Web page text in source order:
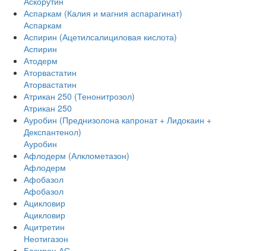
Аспаркам (Калия и магния аспарагинат)
Аспаркам
Аспирин (Ацетилсалициловая кислота)
Аспирин
Атодерм
Аторвастатин
Аторвастатин
Атрикан 250 (Тенонитрозол)
Атрикан 250
Ауробин (Преднизолона капронат + Лидокаин +
Декспантенол)
Ауробин
Афлодерм (Алклометазон)
Афлодерм
Афобазол
Афобазол
Ацикловир
Ацикловир
Ацитретин
Неотигазон